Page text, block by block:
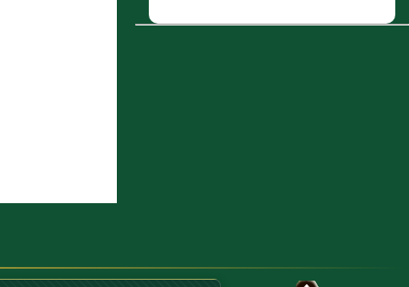
9 : عِمران بن النعمان